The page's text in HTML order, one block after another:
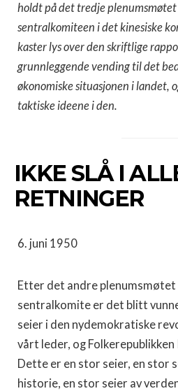
holdt på det tredje
sentralkomiteen i det kinesiske
kaster lys over den skriftlige
grunnleggende vending til det
økonomiske situasjonen i landet,
taktiske ideene i den.
IKKE SLÅ I
RETNINGER
6. juni 1950
Etter det andre
sentralkomite er det blitt
seier i den nydemokratiske
vårt leder, og
Dette er en stor seier, en stor
historie, en stor seier av